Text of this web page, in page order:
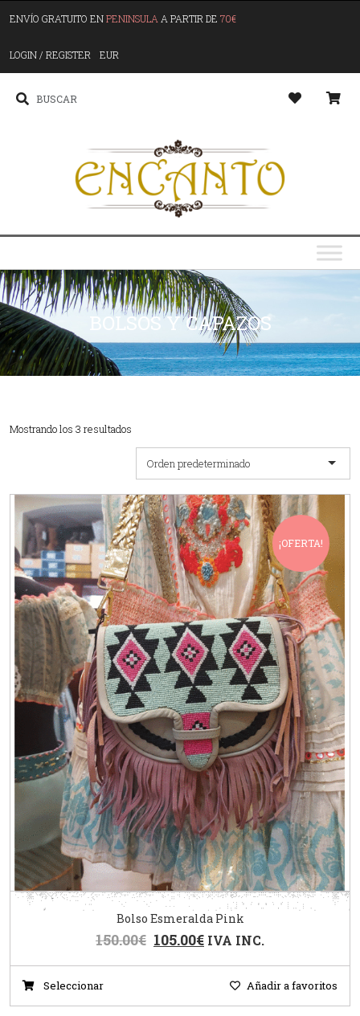
ENVÍO GRATUITO ENPENINSULA A PARTIR DE 70€
LOGIN / REGISTER EUR
BOLSOS Y CAPAZOS
Mostrando los 3 resultados
Orden predeterminado
¡OFERTA!
Bolso Esmeralda Pink
150.00€ 105.00€ IVA INC.
Seleccionar Añadir a favoritos